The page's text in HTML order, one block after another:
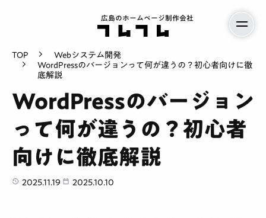
広島のホームページ制作会社
TOP
Webシステム開発
WordPressのバージョンって何が違うの？初心者向けに徹
底解説
WordPressのバージョン
って何が違うの？初心者
向けに徹底解説
2025.11.19 2025.10.10